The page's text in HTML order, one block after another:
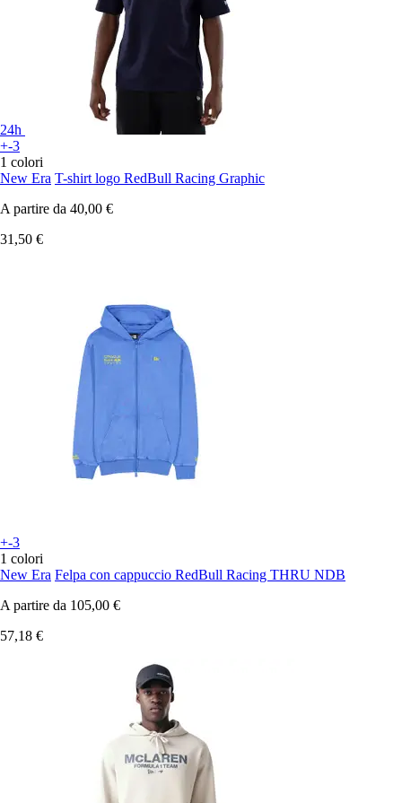
24h
+-3
1 colori
New Era T-shirt logo RedBull Racing Graphic
A partire da 40,00 €
31,50 €
+-3
1 colori
New Era Felpa con cappuccio RedBull Racing THRU NDB
A partire da 105,00 €
57,18 €